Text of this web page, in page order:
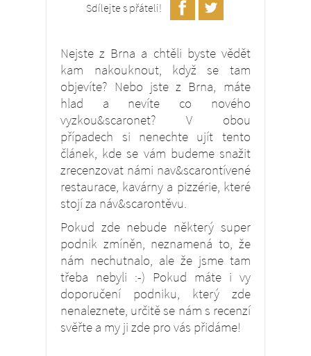
Sdílejte s přáteli!
Nejste z Brna a chtěli byste vědět
kam nakouknout, když se tam
objevíte? Nebo jste z Brna, máte
hlad a nevíte co nového
vyzkou&scaronet? V obou
případech si nenechte ujít tento
článek, kde se vám budeme snažit
zrecenzovat námi nav&scarontívené
restaurace, kavárny a pizzérie, které
stojí za náv&scarontěvu.
Pokud zde nebude některý super
podnik zmíněn, neznamená to, že
nám nechutnalo, ale že jsme tam
třeba nebyli :-) Pokud máte i vy
doporučení podniku, který zde
nenaleznete, určitě se nám s recenzí
svěřte a my ji zde pro vás přidáme!